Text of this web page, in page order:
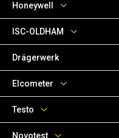
Honeywell
ISC-OLDHAM
Drägerwerk
Elcometer
Testo
Novotest